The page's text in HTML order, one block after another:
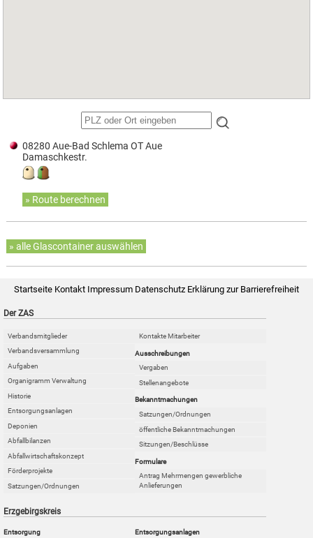
08280 Aue-Bad Schlema OT Aue
Damaschkestr.
» Route berechnen
» alle Glascontainer auswählen
Startseite Kontakt Impressum Datenschutz Erklärung zur Barrierefreiheit
Der ZAS
Verbandsmitglieder
Verbandsversammlung
Aufgaben
Organigramm Verwaltung
Historie
Entsorgungsanlagen
Deponien
Abfallbilanzen
Abfallwirtschaftskonzept
Förderprojekte
Satzungen/Ordnungen
Kontakte Mitarbeiter
Ausschreibungen
Vergaben
Stellenangebote
Bekanntmachungen
Satzungen/Ordnungen
öffentliche Bekanntmachungen
Sitzungen/Beschlüsse
Formulare
Antrag Mehrmengen gewerbliche
Anlieferungen
Erzgebirgskreis
Entsorgung
Entsorgungsanlagen